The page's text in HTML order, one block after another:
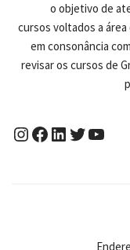
o objetivo de
cursos voltados a
em consonância
revisar os cursos de